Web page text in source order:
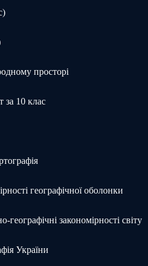
просторі
за 10 клас
географічної оболонки
географічні закономірності світу
України